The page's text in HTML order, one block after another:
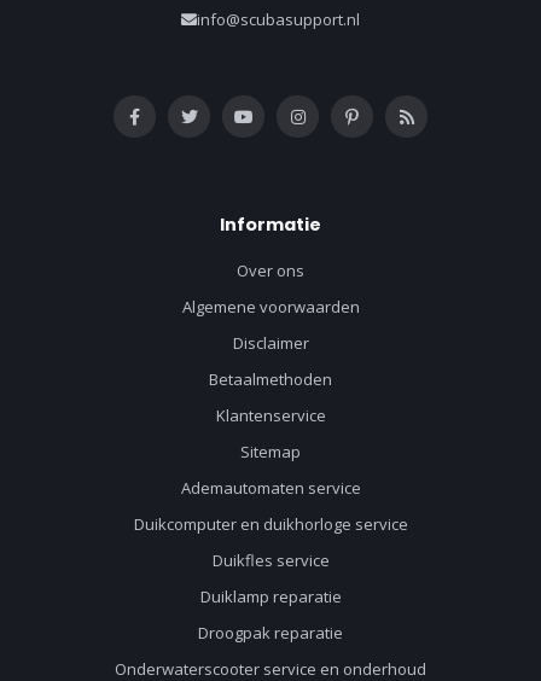
info@scubasupport.nl
Informatie
Over ons
Algemene voorwaarden
Disclaimer
Betaalmethoden
Klantenservice
Sitemap
Ademautomaten service
Duikcomputer en duikhorloge service
Duikfles service
Duiklamp reparatie
Droogpak reparatie
Onderwaterscooter service en onderhoud